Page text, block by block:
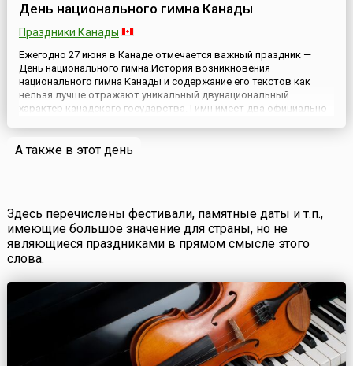
День национального гимна Канады
Праздники Канады
Ежегодно 27 июня в Канаде отмечается важный праздник —
День национального гимна.История возникновения
национального гимна Канады и содержание его текстов как
нельзя лучше отражают уникальный двунациональный
характер канадского государства. Гимн имеет два официально
французский и английский.В годы британского колониального
владычеств...
А также в этот день
Здесь перечислены фестивали, памятные даты и т.п.,
имеющие большое значение для страны, но не
являющиеся праздниками в прямом смысле этого
слова.